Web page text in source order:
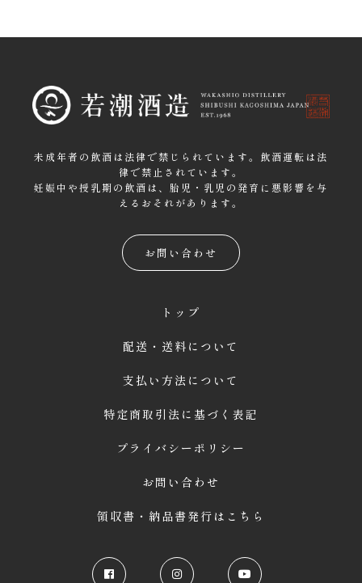
未成年者の飲酒は法律で禁じられています。飲酒運転は法
律で禁止されています。
妊娠中や授乳期の飲酒は、胎児・乳児の発育に悪影響を与
えるおそれがあります。
お問い合わせ
トップ
配送・送料について
支払い方法について
特定商取引法に基づく表記
プライバシーポリシー
お問い合わせ
領収書・納品書発行はこちら